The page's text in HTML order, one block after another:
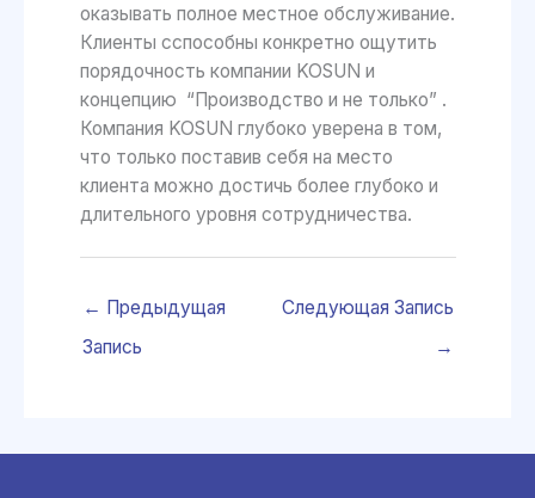
оказывать полное местное обслуживание.
Клиенты сспособны конкретно ощутить
порядочность компании KOSUN и
концепцию “Производство и не только” .
Компания KOSUN глубоко уверена в том,
что только поставив себя на место
клиента можно достичь более глубоко и
длительного уровня сотрудничества.
← Предыдущая
Запись
Следующая Запись
→